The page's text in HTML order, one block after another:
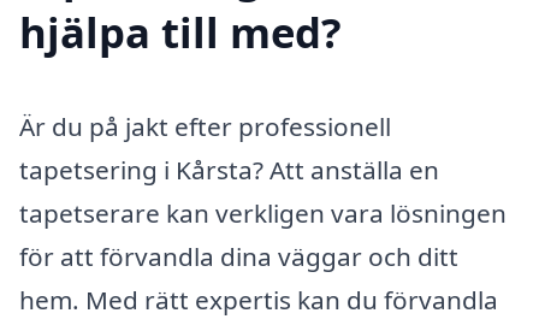
hjälpa till med?
Är du på jakt efter professionell
tapetsering i Kårsta? Att anställa en
tapetserare kan verkligen vara lösningen
för att förvandla dina väggar och ditt
hem. Med rätt expertis kan du förvandla